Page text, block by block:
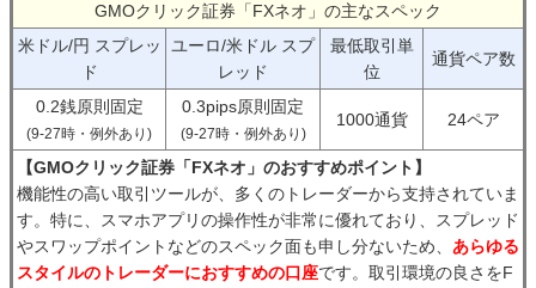
GMOクリック証券「FXネオ」の主なスペック
米ドル/円 スプレッ
ド
ユーロ/米ドル スプ
レッド
最低取引単
位
通貨ペア数
0.2銭原則固定
(9-27時・例外あり)
0.3pips原則固定
(9-27時・例外あり)
1000通貨 24ペア
【GMOクリック証券「FXネオ」のおすすめポイント】
機能性の高い取引ツールが、多くのトレーダーから支持されていま
す。特に、スマホアプリの操作性が非常に優れており、スプレッド
やスワップポイントなどのスペック面も申し分ないため、 あらゆる
スタイルのトレーダーにおすすめの口座です。取引環境の良さをF